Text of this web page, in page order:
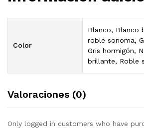
Color
Blanco, Blanco
roble sonoma,
Gris hormigón,
brillante, Roble
Valoraciones (0)
Only logged in customers who have